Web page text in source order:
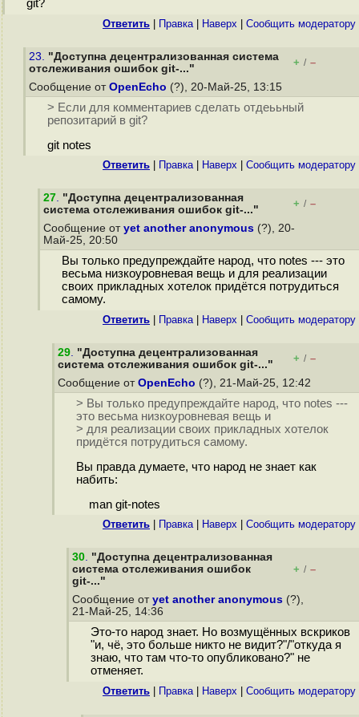
git?
Ответить Правка| Наверх Cообщить модератору
23. "Доступна децентрализованная система
отслеживания ошибок git-..."
+ / –
Сообщение от OpenEcho (?), 20-Май-25, 13:15
> Если для комментариев сделать отдеььный
репозитарий в git?
git notes
Ответить Правка| Наверх Cообщить модератору
27. "Доступна децентрализованная
система отслеживания ошибок git-..."
+ / –
Сообщение от yet another anonymous (?), 20-
Май-25, 20:50
Вы только предупреждайте народ, что notes --- это
весьма низкоуровневая вещь и для реализации
своих прикладных хотелок придётся потрудиться
самому.
Ответить Правка| Наверх Cообщить модератору
29. "Доступна децентрализованная
система отслеживания ошибок git-..."
+ / –
Сообщение от OpenEcho (?), 21-Май-25, 12:42
> Вы только предупреждайте народ, что notes ---
это весьма низкоуровневая вещь и
> для реализации своих прикладных хотелок
придётся потрудиться самому.
Вы правда думаете, что народ не знает как
набить:
man git-notes
Ответить Правка| Наверх Cообщить модератору
30. "Доступна децентрализованная
система отслеживания ошибок
git-..."
+ / –
Сообщение от yet another anonymous (?),
21-Май-25, 14:36
Это-то народ знает. Но возмущённых вскриков
"и, чё, это больше никто не видит?"/"откуда я
знаю, что там что-то опубликовано?" не
отменяет.
Ответить Правка| Наверх Cообщить модератору